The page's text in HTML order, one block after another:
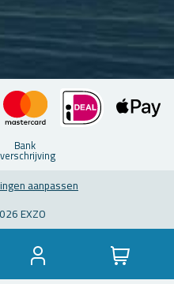
Bank
aan­pas­sen
EXZO